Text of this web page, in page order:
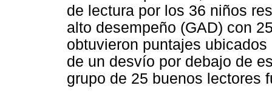
de lectura por los 36 niños
alto desempeño (GAD) con
obtuvieron puntajes
de un desvío por debajo de
grupo de 25 buenos lectores